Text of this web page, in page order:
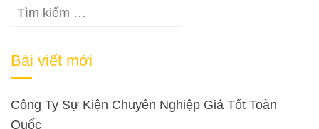
Tìm
Bài viết mới
Công Ty Sự Kiện Chuyên Nghiệp Giá Tốt Toàn
Quốc